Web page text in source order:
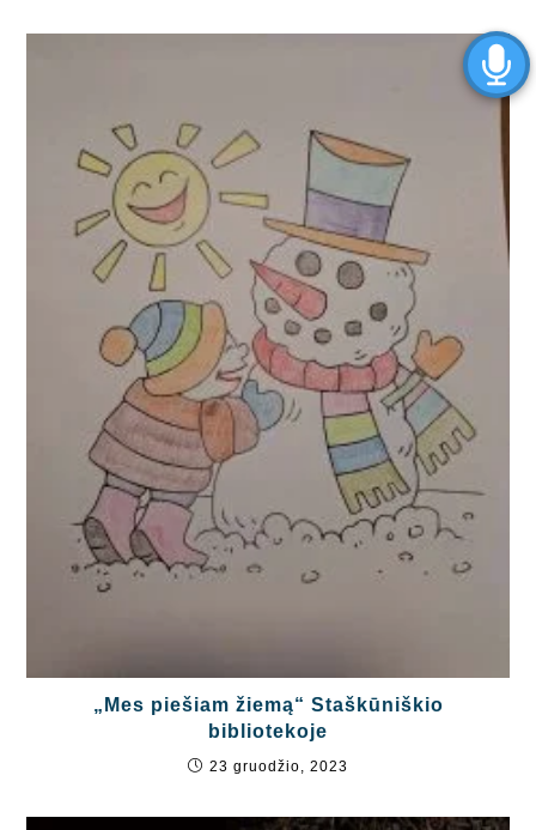
„Mes piešiam žiemą“ Staškūniškio
bibliotekoje
23 gruodžio, 2023